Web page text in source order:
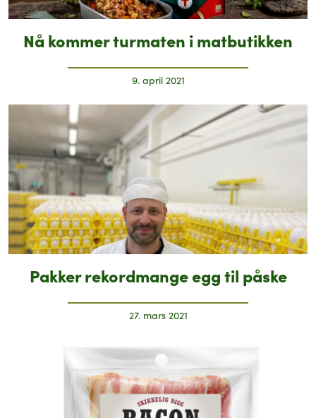
Nå kommer turmaten i matbutikken
9. april 2021
Pakker rekordmange egg til påske
27. mars 2021